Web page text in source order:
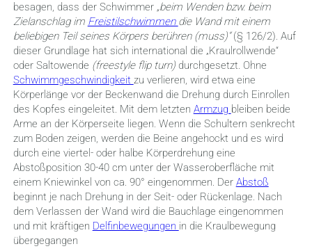
besagen, dass der Schwimmer „beim Wenden bzw. beim
Zielanschlag im Freistilschwimmen die Wand mit einem
beliebigen Teil seines Körpers berühren (muss)“(§ 126/2). Auf
dieser Grundlage hat sich international die „Kraulrollwende“
oder Saltowende (freestyle flip turn) durchgesetzt. Ohne
Schwimmgeschwindigkeit zu verlieren, wird etwa eine
Körperlänge vor der Beckenwand die Drehung durch Einrollen
des Kopfes eingeleitet. Mit dem letzten Armzug bleiben beide
Arme an der Körperseite liegen. Wenn die Schultern senkrecht
zum Boden zeigen, werden die Beine angehockt und es wird
durch eine viertel- oder halbe Körperdrehung eine
Abstoßposition 30-40 cm unter der Wasseroberfläche mit
einem Kniewinkel von ca. 90° eingenommen. Der Abstoß
beginnt je nach Drehung in der Seit- oder Rückenlage. Nach
dem Verlassen der Wand wird die Bauchlage eingenommen
und mit kräftigen Delfinbewegungen in die Kraulbewegung
übergegangen